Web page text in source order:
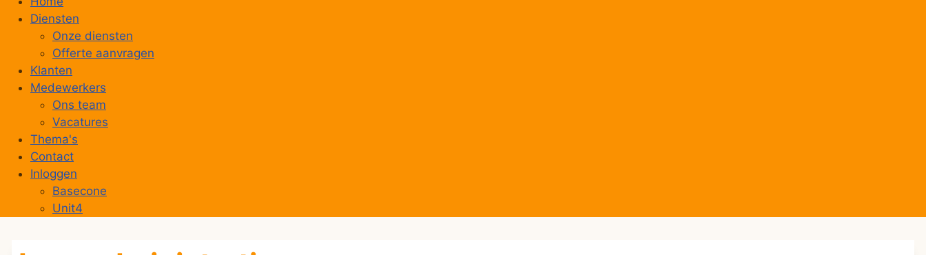
Diensten
Onze diensten
Offerte aanvragen
Klanten
Medewerkers
Ons team
Vacatures
Thema's
Contact
Inloggen
Basecone
Unit4